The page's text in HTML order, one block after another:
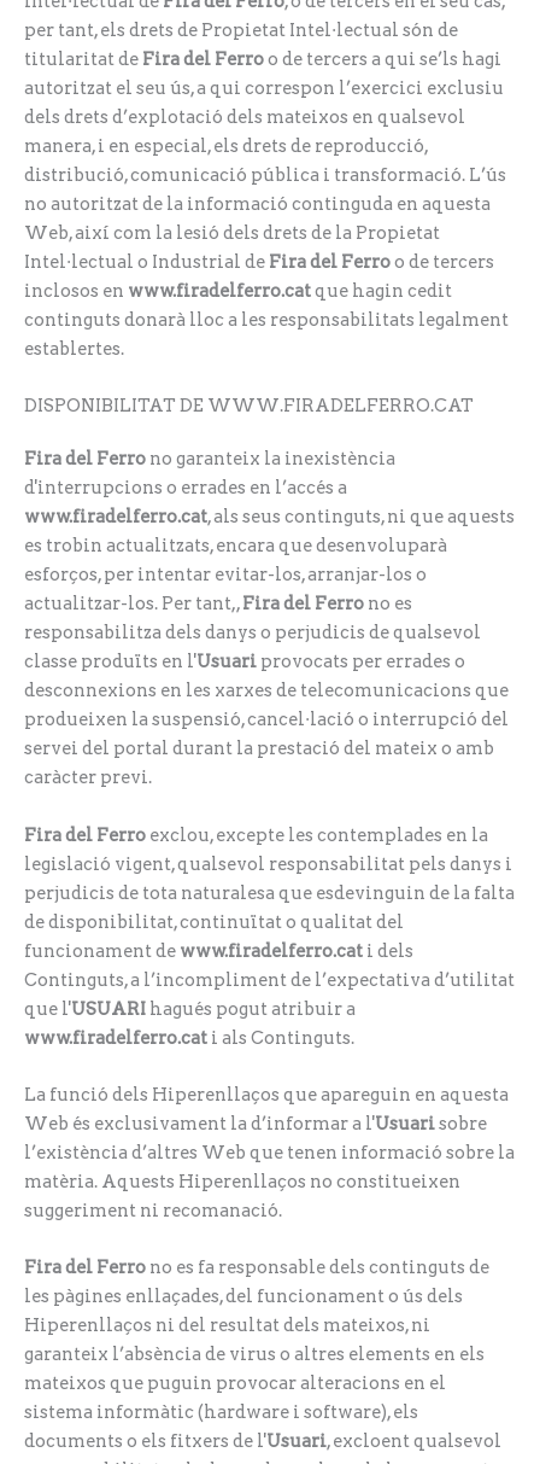
per tant, els drets de Propietat Intel·lectual són de
titularitat de Fira del Ferroo de tercers a qui se’ls hagi
autoritzat el seu ús, a qui correspon l’exercici exclusiu
dels drets d’explotació dels mateixos en qualsevol
manera, i en especial, els drets de reproducció,
distribució, comunicació pública i transformació. L’ús
no autoritzat de la informació continguda en aquesta
Web, així com la lesió dels drets de la Propietat
Intel·lectual o Industrial de Fira del Ferroo de tercers
inclosos en www.firadelferro.catque hagin cedit
continguts donarà lloc a les responsabilitats legalment
establertes.
DISPONIBILITAT DE WWW.FIRADELFERRO.CAT
Fira del Ferro no garanteix la inexistència
d'interrupcions o errades en l’accés a
www.firadelferro.cat, als seus continguts, ni que aquests
es trobin actualitzats, encara que desenvoluparà
esforços, per intentar evitar-los, arranjar-los o
actualitzar-los. Per tant,,Fira del Ferro no es
responsabilitza dels danys o perjudicis de qualsevol
classe produïts en l'Usuari provocats per errades o
desconnexions en les xarxes de telecomunicacions que
produeixen la suspensió, cancel·lació o interrupció del
servei del portal durant la prestació del mateix o amb
caràcter previ.
Fira del Ferro exclou, excepte les contemplades en la
legislació vigent, qualsevol responsabilitat pels danys i
perjudicis de tota naturalesa que esdevinguin de la falta
de disponibilitat, continuïtat o qualitat del
funcionament de www.firadelferro.cat i dels
Continguts, a l’incompliment de l’expectativa d’utilitat
que l'USUARI hagués pogut atribuir a
www.firadelferro.cat i als Continguts.
La funció dels Hiperenllaços que apareguin en aquesta
Web és exclusivament la d’informar a l'Usuarisobre
l’existència d’altres Web que tenen informació sobre la
matèria. Aquests Hiperenllaços no constitueixen
suggeriment ni recomanació.
Fira del Ferro no es fa responsable dels continguts de
les pàgines enllaçades, del funcionament o ús dels
Hiperenllaços ni del resultat dels mateixos, ni
garanteix l’absència de virus o altres elements en els
mateixos que puguin provocar alteracions en el
sistema informàtic (hardware i software), els
documents o els fitxers de l'Usuari, excloent qualsevol